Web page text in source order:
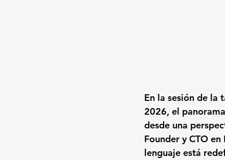
En la sesión de la
2026, el
desde una
Founder y CTO en
lenguaje está